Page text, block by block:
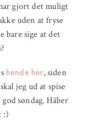
gjort det muligt
uden at fryse
bare sige at det
hende her, siden
jeg ud at spise
søndag. Håber
:)